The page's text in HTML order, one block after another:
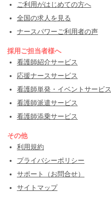
ご利用がはじめての方へ
全国の求人を見る
ナースパワーご利用者の声
採用ご担当者様へ
看護師紹介サービス
応援ナースサービス
看護師単発・イベントサービス
看護師派遣サービス
看護師添乗サービス
その他
利用規約
プライバシーポリシー
サポート（お問合せ）
サイトマップ